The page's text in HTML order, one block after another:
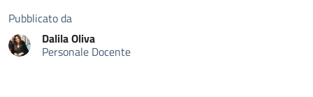
Pubblicato da
DalilaOliva
Personale Docente